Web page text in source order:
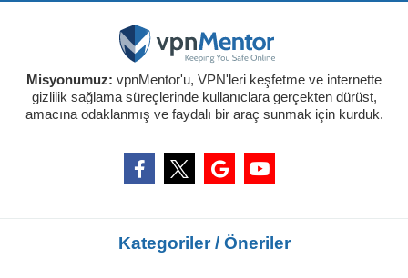
Misyonumuz: vpnMentor'u, VPN'leri keşfetme ve internette
gizlilik sağlama süreçlerinde kullanıclara gerçekten dürüst,
amacına odaklanmış ve faydalı bir araç sunmak için kurduk.
Kategoriler / Öneriler